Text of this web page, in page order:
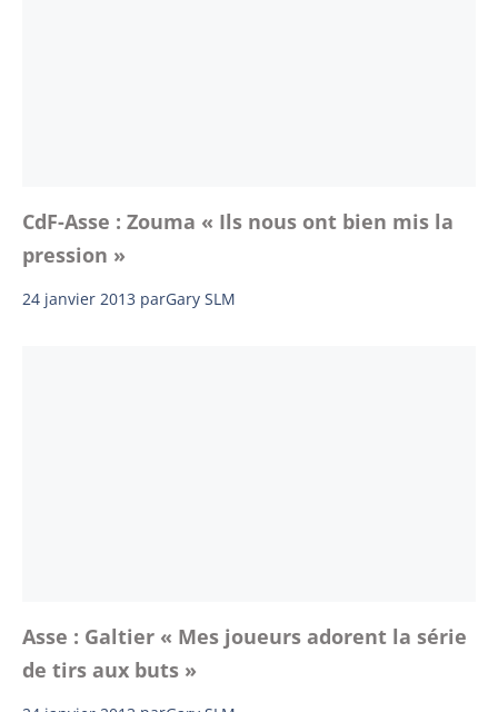
CdF-Asse : Zouma « Ils nous ont bien mis la
pression »
24 janvier 2013 parGary SLM
Asse : Galtier « Mes joueurs adorent la série
de tirs aux buts »